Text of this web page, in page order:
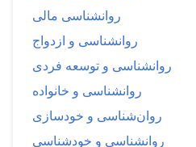
روانشناسی مالی
روانشناسی و ازدواج
روانشناسی و توسعه فردی
روانشناسی و خانواده
روان‌شناسی و خودسازی
روانشناسی و خودشناسی